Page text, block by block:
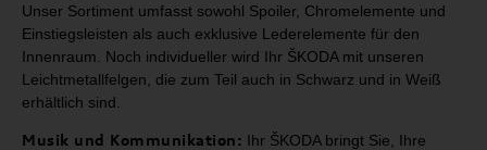
Unser Sortiment umfasst sowohl Spoiler, Chromelemente und
Einstiegsleisten als auch exklusive Lederelemente für den
Innenraum. Noch individueller wird Ihr ŠKODA mit unseren
Leichtmetallfelgen, die zum Teil auch in Schwarz und in Weiß
erhältlich sind.
Musik und Kommunikation: Ihr ŠKODA bringt Sie, Ihre